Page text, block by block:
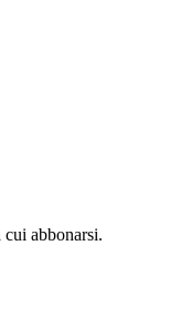
abbonarsi.